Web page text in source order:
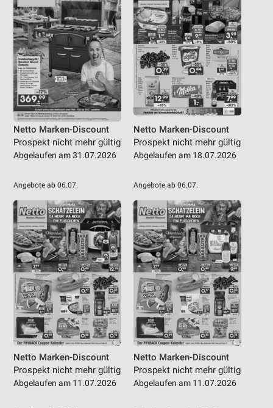
Netto Marken-Discount
Prospekt nicht mehr gültig
Abgelaufen am 31.07.2026
Netto Marken-Discount
Prospekt nicht mehr gültig
Abgelaufen am 18.07.2026
Angebote ab 06.07.
Netto Marken-Discount
Prospekt nicht mehr gültig
Abgelaufen am 11.07.2026
Angebote ab 06.07.
Netto Marken-Discount
Prospekt nicht mehr gültig
Abgelaufen am 11.07.2026